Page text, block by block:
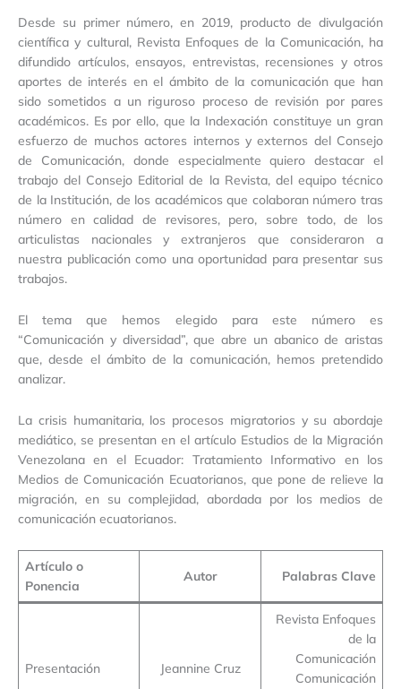
Desde su primer número, en 2019, producto de divulgación
científica y cultural, Revista Enfoques de la Comunicación, ha
difundido artículos, ensayos, entrevistas, recensiones y otros
aportes de interés en el ámbito de la comunicación que han
sido sometidos a un riguroso proceso de revisión por pares
académicos. Es por ello, que la Indexación constituye un gran
esfuerzo de muchos actores internos y externos del Consejo
de Comunicación, donde especialmente quiero destacar el
trabajo del Consejo Editorial de la Revista, del equipo técnico
de la Institución, de los académicos que colaboran número tras
número en calidad de revisores, pero, sobre todo, de los
articulistas nacionales y extranjeros que consideraron a
nuestra publicación como una oportunidad para presentar sus
trabajos.
El tema que hemos elegido para este número es
“Comunicación y diversidad”, que abre un abanico de aristas
que, desde el ámbito de la comunicación, hemos pretendido
analizar.
La crisis humanitaria, los procesos migratorios y su abordaje
mediático, se presentan en el artículo Estudios de la Migración
Venezolana en el Ecuador: Tratamiento Informativo en los
Medios de Comunicación Ecuatorianos, que pone de relieve la
migración, en su complejidad, abordada por los medios de
comunicación ecuatorianos.
Artículo o
Ponencia
Autor Palabras Clave
Presentación Jeannine Cruz
Revista Enfoques
de la
Comunicación
Comunicación